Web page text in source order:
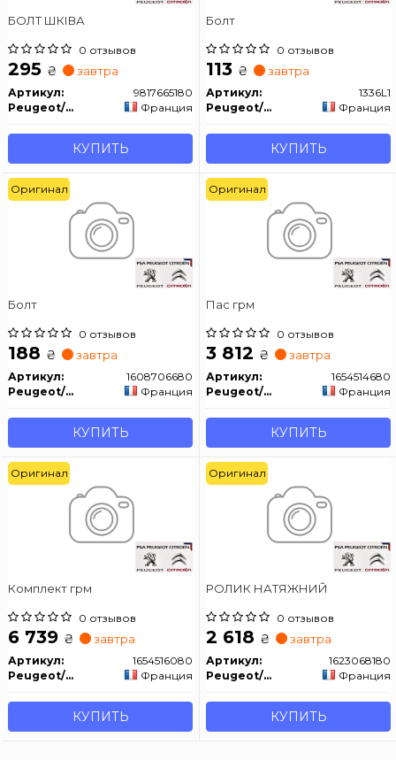
БОЛТ ШКІВА
0 отзывов
295 ₴ завтра
Артикул:
9817665180
Peugeot/Citroen
Франция
КУПИТЬ
Болт
0 отзывов
113 ₴ завтра
Артикул:
1336L1
Peugeot/Citroen
Франция
КУПИТЬ
Болт
0 отзывов
188 ₴ завтра
Артикул:
1608706680
Peugeot/Citroen
Франция
КУПИТЬ
Оригинал
Пас грм
0 отзывов
3 812 ₴ завтра
Артикул:
1654514680
Peugeot/Citroen
Франция
КУПИТЬ
Оригинал
Комплект грм
0 отзывов
6 739 ₴ завтра
Артикул:
1654516080
Peugeot/Citroen
Франция
КУПИТЬ
Оригинал
РОЛИК НАТЯЖНИЙ
0 отзывов
2 618 ₴ завтра
Артикул:
1623068180
Peugeot/Citroen
Франция
КУПИТЬ
Оригинал